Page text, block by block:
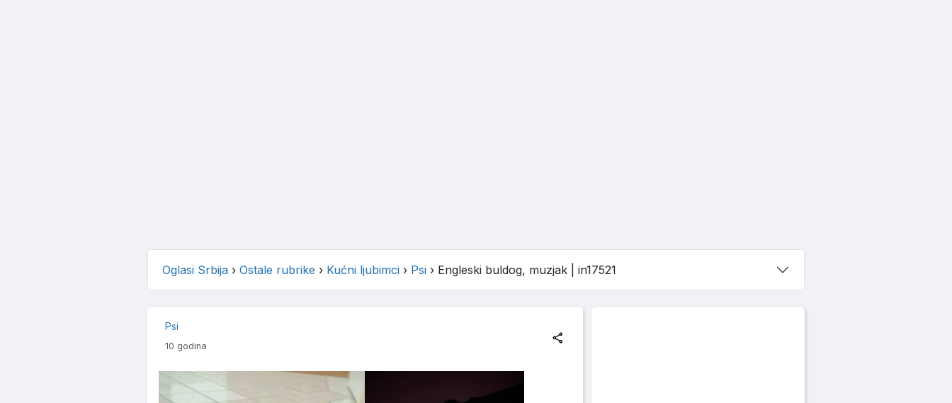
Oglasi Srbija› Ostale rubrike › Kućni ljubimci› Psi› Engleski buldog, muzjak| in17521
Psi
10 godina